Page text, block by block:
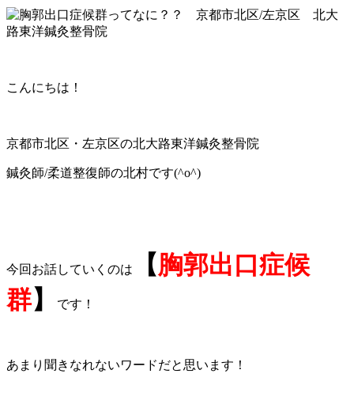
こんにちは！
京都市北区・左京区の北大路東洋鍼灸整骨院
鍼灸師/柔道整復師の北村です(^o^)
今回お話していくのは 【胸郭出口症候
群】 です！
あまり聞きなれないワードだと思います！